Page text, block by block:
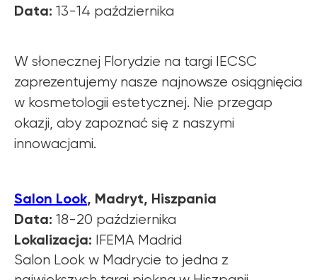
Data: 13-14 października
W słonecznej Florydzie na targi IECSC
zaprezentujemy nasze najnowsze osiągnięcia
w kosmetologii estetycznej. Nie przegap
okazji, aby zapoznać się z naszymi
innowacjami.
Salon Look, Madryt, Hiszpania
Data: 18-20 października
Lokalizacja: IFEMA Madrid
Salon Look w Madrycie to jedna z